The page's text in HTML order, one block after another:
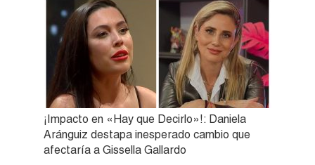
¡Impacto en «Hay que Decirlo»!: Daniela
Aránguiz destapa inesperado cambio que
afectaría a Gissella Gallardo